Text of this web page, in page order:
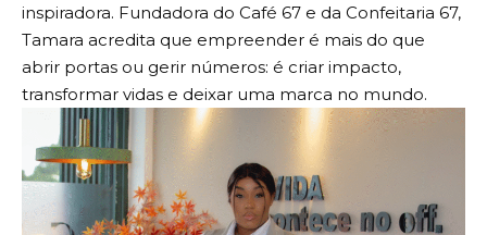
inspiradora. Fundadora do Café 67 e da Confeitaria 67,
Tamara acredita que empreender é mais do que
abrir portas ou gerir números: é criar impacto,
transformar vidas e deixar uma marca no mundo.